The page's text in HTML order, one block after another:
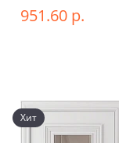
951.60 р.
Хит